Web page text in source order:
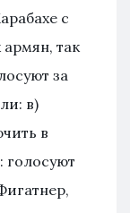
с
армян, так
за
в)
в
голосуют